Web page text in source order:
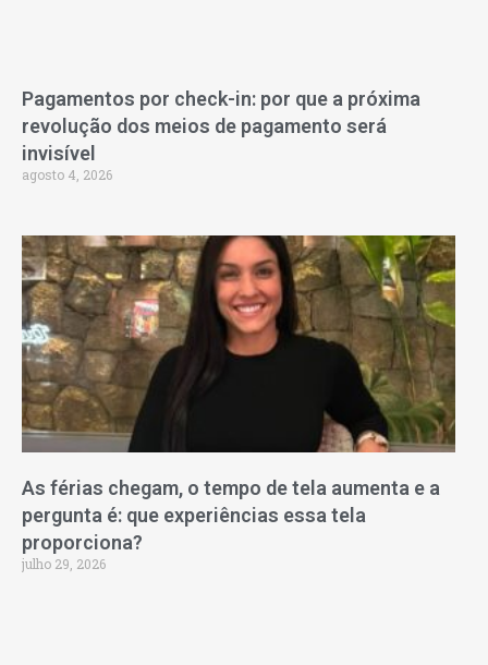
Pagamentos por check-in: por que a próxima
revolução dos meios de pagamento será
invisível
agosto 4, 2026
As férias chegam, o tempo de tela aumenta e a
pergunta é: que experiências essa tela
proporciona?
julho 29, 2026